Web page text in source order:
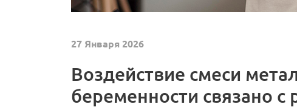
27 Января 2026
Воздействие смеси
беременности связано с